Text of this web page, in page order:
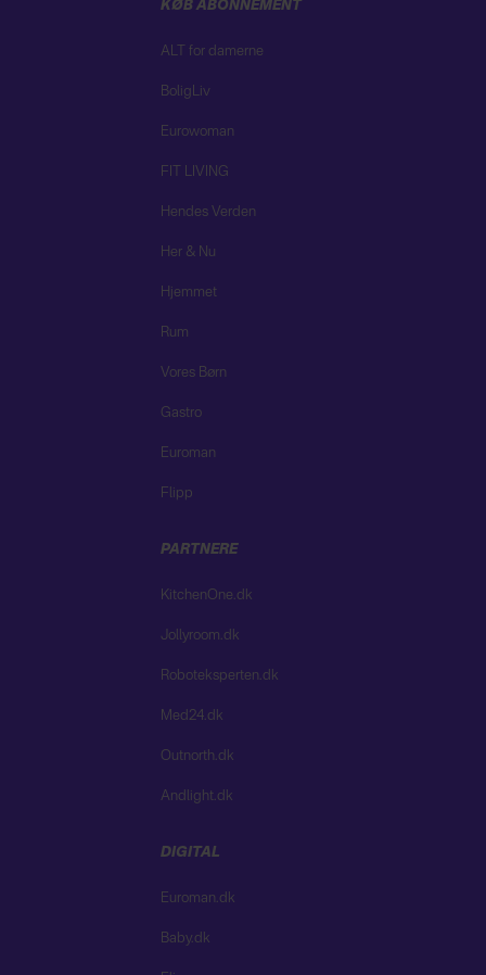
KØB ABONNEMENT
ALT for damerne
BoligLiv
Eurowoman
FIT LIVING
Hendes Verden
Her & Nu
Hjemmet
Rum
Vores Børn
Gastro
Euroman
Flipp
PARTNERE
KitchenOne.dk
Jollyroom.dk
Roboteksperten.dk
Med24.dk
Outnorth.dk
Andlight.dk
DIGITAL
Euroman.dk
Baby.dk